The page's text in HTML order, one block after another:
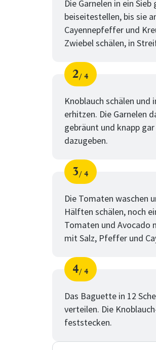
Die Garnelen in ein
beiseitestellen, bis sie
Cayennepfeffer und
Zwiebel schälen, in
Schritt
2
von
4
Knoblauch schälen und
erhitzen. Die Garnelen
gebräunt und knapp
dazugeben.
Schritt
3
von
4
Die Tomaten waschen
Hälften schälen, noch
Tomaten und Avocado
mit Salz, Pfeffer und
Schritt
4
von
4
Das Baguette in 12
verteilen. Die
feststecken.